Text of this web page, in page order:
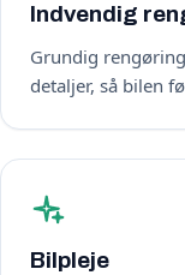
Indvendig
Grundig
detaljer, så bilen
Bilpleje